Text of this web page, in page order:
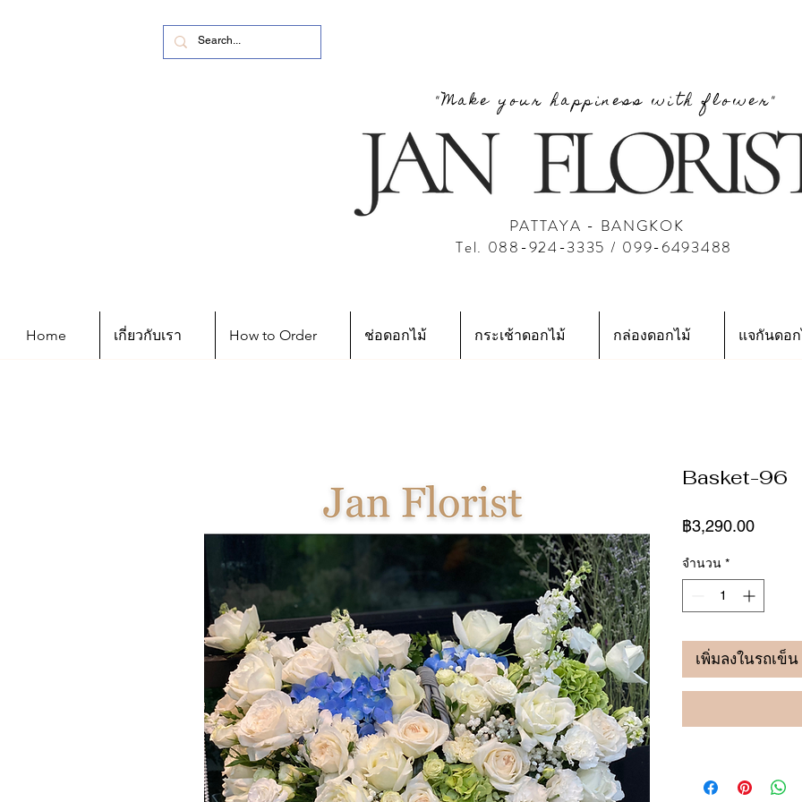
"Make your happiness with flower"
PATTAYA - BANGKOK
Tel. 088-924-3335 / 099-6493488
Home เกี่ยวกับเรา How to Order ช่อดอกไม้ กระเช้าดอกไม้ กล่องดอกไม้ แจกันดอ
Basket-96
฿3,290.00ราคา
จำนวน *
เพิ่มลงในรถเข็น